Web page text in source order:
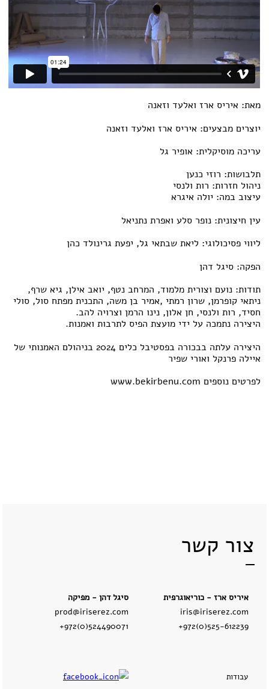
מאת: איריס ארז ואלעד וזאנה
יוצרים מבצעים: איריס ארז ואלעד וזאנה
עריכה מוסיקלית: אופיר גל
תלבושות: רוזי כנען
ניהול חזרות: רות ולנסי
עיצוב במה: יולה איגרא
עין חיצונית: נופר סלע ואפרת נתניאל
ליווי פסיכולוגי: ליאת שבתאי גל, יפעת גרינולד כהן
הפקה: סיגל דהן
תודות: נועם וצורית מלמוד, המרחב נטף, יואב אילן, גיא שרף,
ניתאי קופרמן, שרון רמתי ,אמיר בן משה, התכנית מפתח סול, סולי
חסיד, רות ולנסי, חן אלון, נינו הרמן וצרויה להב.
היצירה נתמכה על ידי מועצת הפיס לתרבות ואמנות.
היצירה עלתה בבכורה בפסטיבל כלים 2024 בניהולם האמנותי של
איילה פרנקל ואורי שפיר
לפרטים נוספים www.bekirbenu.com
צור קשר
איריס ארז - כוריאוגרפית
iris@iriserez.com
+972(0)525-612239
סיגל דהן - מפיקה
prod@iriserez.com
+972(0)524490071
עבודות